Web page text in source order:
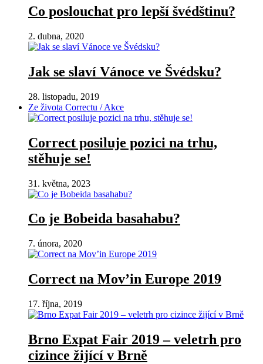
Co poslouchat pro lepší švédštinu?
2. dubna, 2020
Jak se slaví Vánoce ve Švédsku?
28. listopadu, 2019
Ze života Correctu / Akce
Correct posiluje pozici na trhu,
stěhuje se!
31. května, 2023
Co je Bobeida basahabu?
7. února, 2020
Correct na Mov’in Europe 2019
17. října, 2019
Brno Expat Fair 2019 – veletrh pro
cizince žijící v Brně